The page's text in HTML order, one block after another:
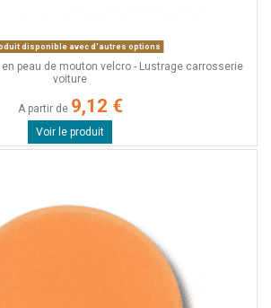
disponible avec d'autres options
peau de mouton velcro - Lustrage carrosserie
voiture
A partir de 9,12 €
Voir le produit